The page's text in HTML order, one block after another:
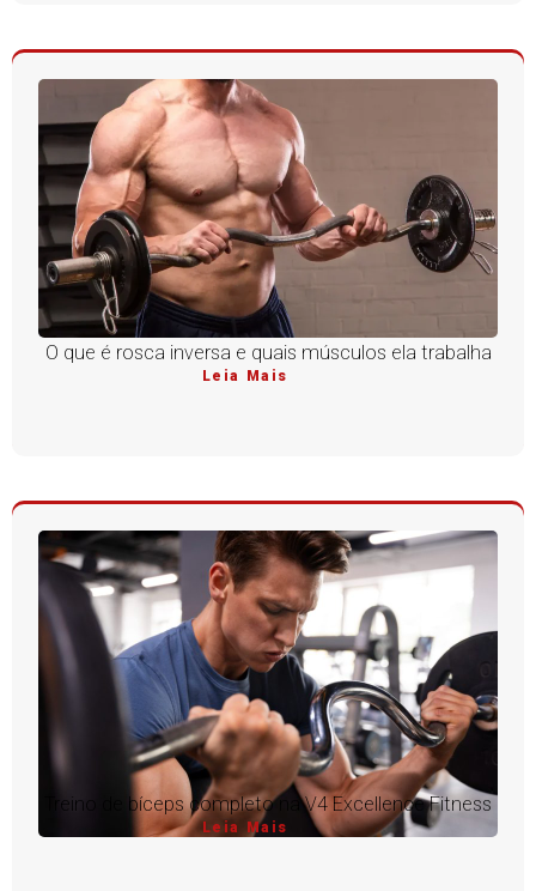
O que é rosca inversa e quais músculos ela trabalha
Leia Mais
Treino de bíceps completo na V4 Excellence Fitness
Leia Mais